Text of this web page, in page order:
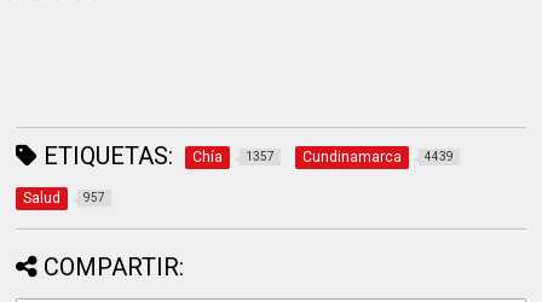
ETIQUETAS: Chía 1357 Cundinamarca 4439
Salud 957
COMPARTIR: